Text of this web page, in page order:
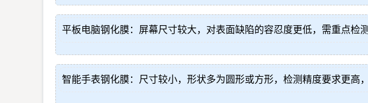
平板电脑钢化膜：屏幕尺寸较大，对表面缺陷的容忍度更低，需重点检
智能手表钢化膜：尺寸较小，形状多为圆形或方形，检测精度要求更高